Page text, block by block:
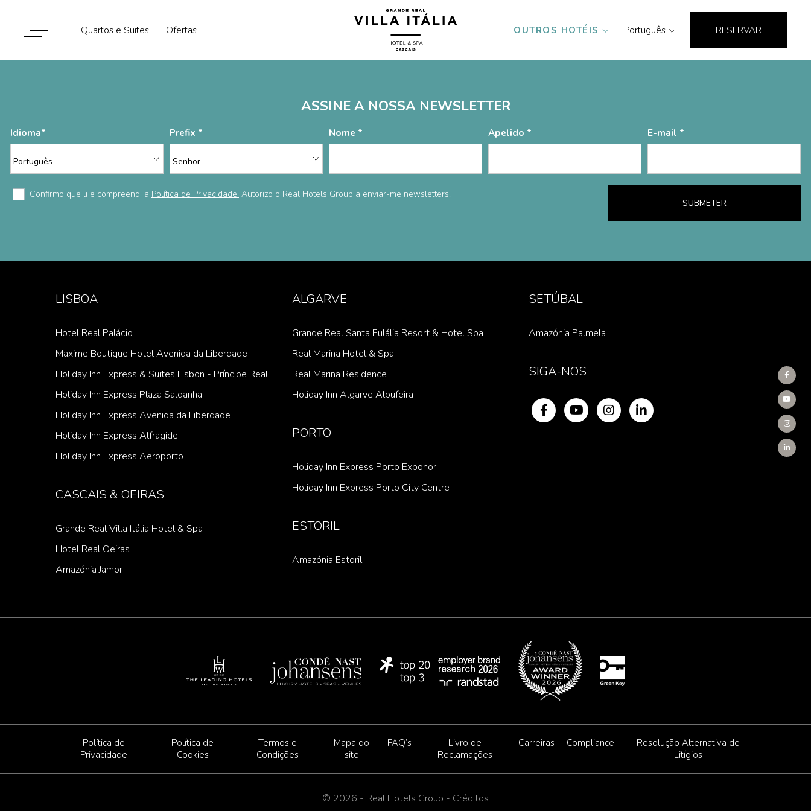
Quartos e Suites Ofertas OUTROS HOTÉIS Português RESERVAR
Imprensa & Prémios Carreiras RNET: 1356
ASSINE A NOSSA NEWSLETTER
Idioma Prefix Nome Apelido E-mail
Confirmo que li e compreendi a Política de Privacidade. Autorizo o Real Hotels Group a enviar-me newsletters.
SUBMETER
LISBOA
Hotel Real Palácio
Maxime Boutique Hotel Avenida da Liberdade
Holiday Inn Express & Suites Lisbon - Príncipe Real
Holiday Inn Express Plaza Saldanha
Holiday Inn Express Avenida da Liberdade
Holiday Inn Express Alfragide
Holiday Inn Express Aeroporto
CASCAIS & OEIRAS
Grande Real Villa Itália Hotel & Spa
Hotel Real Oeiras
Amazónia Jamor
ALGARVE
Grande Real Santa Eulália Resort & Hotel Spa
Real Marina Hotel & Spa
Real Marina Residence
Holiday Inn Algarve Albufeira
PORTO
Holiday Inn Express Porto Exponor
Holiday Inn Express Porto City Centre
ESTORIL
Amazónia Estoril
SETÚBAL
Amazónia Palmela
SIGA-NOS
Política de
Privacidade
Política de
Cookies
Termos e
Condições
Mapa do
site
FAQ’s
Livro de
Reclamações
Carreiras Compliance
Resolução Alternativa de
Litígios
© 2026 - Real Hotels Group - Créditos